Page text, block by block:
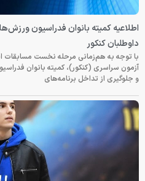
اطلاعیه کمیته بانوان فدراسیون
داوطلبان کنکور
با توجه به هم‌زمانی مرحله نخست مسابقات
آزمون سراسری (کنکور)، کمیته بانوان
و جلوگیری از تداخل برنامه‌های